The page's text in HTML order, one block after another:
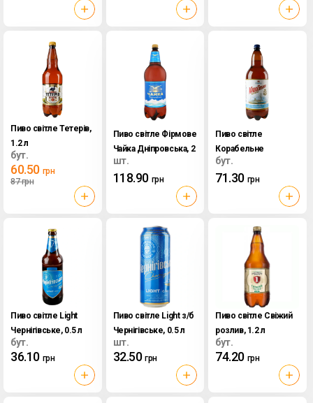
Пиво світле Тетерів,
1.2 л
бут.
60.50 грн
87грн
Пиво світле Фірмове
Чайка Дніпровська, 2
л
шт.
118.90 грн
Пиво світле
Корабельне
Славутич, 1.96 л
бут.
71.30 грн
Пиво світле Light
Чернігівське, 0.5 л
бут.
36.10 грн
Пиво світле Light з/б
Чернігівське, 0.5 л
шт.
32.50 грн
Пиво світле Свіжий
розлив, 1.2 л
бут.
74.20 грн